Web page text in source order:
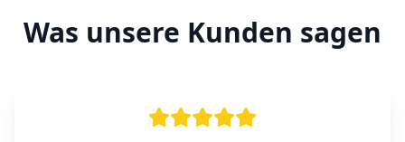
Was unsere Kunden sagen